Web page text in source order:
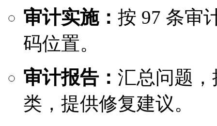
审计实施： 按 97 条审
码位置。
审计报告： 汇总问题
类，提供修复建议。